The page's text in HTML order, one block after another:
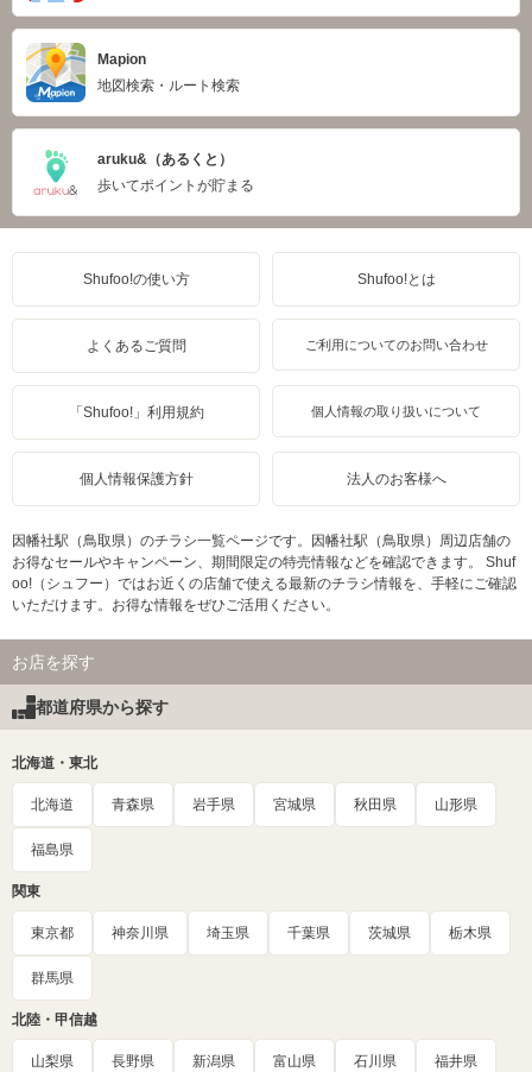
Mapion
地図検索・ルート検索
aruku&（あるくと）
歩いてポイントが貯まる
Shufoo!の使い方 Shufoo!とは
よくあるご質問 ご利用についてのお問い合わせ
「Shufoo!」利用規約 個人情報の取り扱いについて
個人情報保護方針 法人のお客様へ
因幡社駅（鳥取県）のチラシ一覧ページです。因幡社駅（鳥取県）周辺店舗の
お得なセールやキャンペーン、期間限定の特売情報などを確認できます。 Shuf
oo!（シュフー）ではお近くの店舗で使える最新のチラシ情報を、手軽にご確認
いただけます。お得な情報をぜひご活用ください。
お店を探す
都道府県から探す
北海道・東北
北海道 青森県 岩手県 宮城県 秋田県 山形県
福島県
関東
東京都 神奈川県 埼玉県 千葉県 茨城県 栃木県
群馬県
北陸・甲信越
山梨県 長野県 新潟県 富山県 石川県 福井県